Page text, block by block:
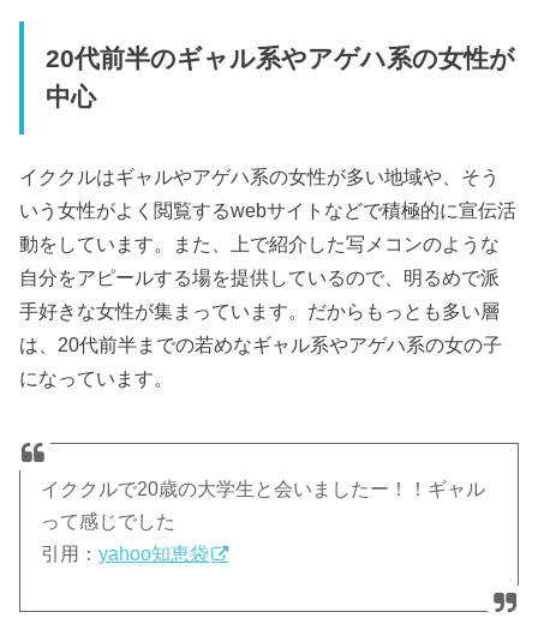
20代前半のギャル系やアゲハ系の女性が
中心
イククルはギャルやアゲハ系の女性が多い地域や、そう
いう女性がよく閲覧するwebサイトなどで積極的に宣伝活
動をしています。また、上で紹介した写メコンのような
自分をアピールする場を提供しているので、明るめで派
手好きな女性が集まっています。だからもっとも多い層
は、20代前半までの若めなギャル系やアゲハ系の女の子
になっています。
イククルで20歳の大学生と会いましたー！！ギャル
って感じでした
引用：yahoo知恵袋